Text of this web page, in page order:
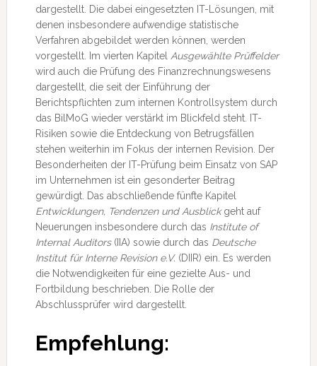
dargestellt. Die dabei eingesetzten IT-Lösungen, mit
denen insbesondere aufwendige statistische
Verfahren abgebildet werden können, werden
vorgestellt. Im vierten Kapitel Ausgewählte Prüffelder
wird auch die Prüfung des Finanzrechnungswesens
dargestellt, die seit der Einführung der
Berichtspflichten zum internen Kontrollsystem durch
das BilMoG wieder verstärkt im Blickfeld steht. IT-
Risiken sowie die Entdeckung von Betrugsfällen
stehen weiterhin im Fokus der internen Revision. Der
Besonderheiten der IT-Prüfung beim Einsatz von SAP
im Unternehmen ist ein gesonderter Beitrag
gewürdigt. Das abschließende fünfte Kapitel
Entwicklungen, Tendenzen und Ausblickgeht auf
Neuerungen insbesondere durch das Institute of
Internal Auditors(IIA) sowie durch das Deutsche
Institut für Interne Revision e.V.(DIIR) ein. Es werden
die Notwendigkeiten für eine gezielte Aus- und
Fortbildung beschrieben. Die Rolle der
Abschlussprüfer wird dargestellt.
Empfehlung: